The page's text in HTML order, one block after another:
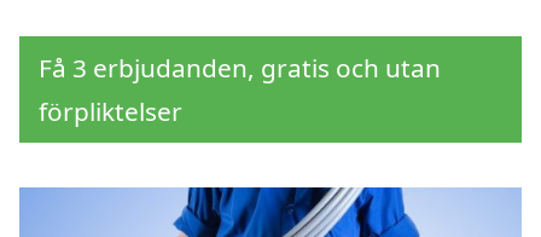
Få 3 erbjudanden, gratis och utan
förpliktelser